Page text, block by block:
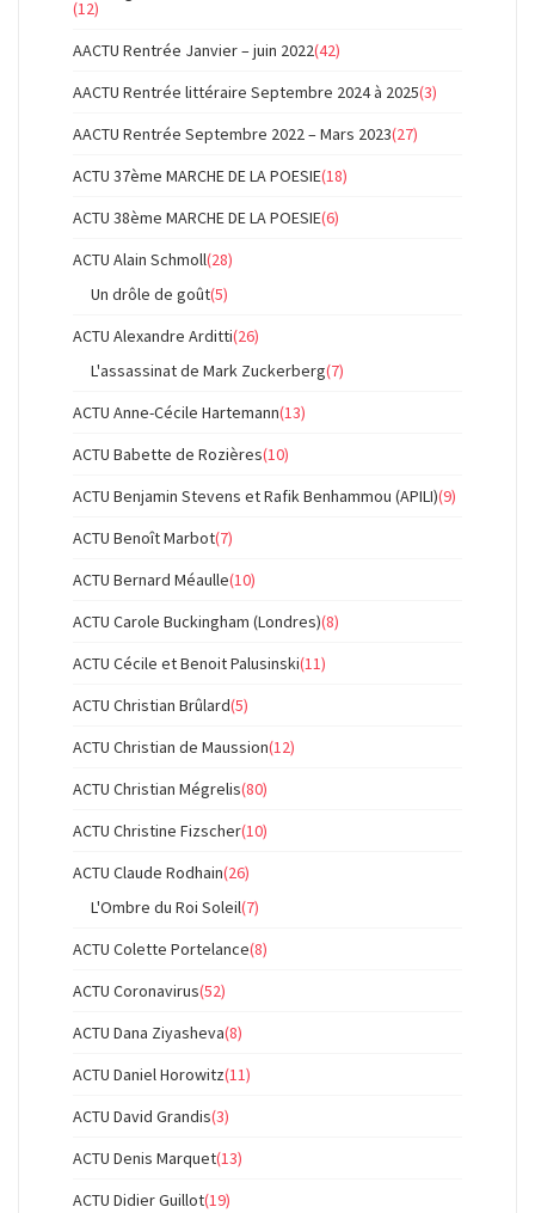
(12)
AACTU Rentrée Janvier – juin 2022(42)
AACTU Rentrée littéraire Septembre 2024 à 2025(3)
AACTU Rentrée Septembre 2022 – Mars 2023(27)
ACTU 37ème MARCHE DE LA POESIE(18)
ACTU 38ème MARCHE DE LA POESIE(6)
ACTU Alain Schmoll(28)
Un drôle de goût(5)
ACTU Alexandre Arditti(26)
L'assassinat de Mark Zuckerberg(7)
ACTU Anne-Cécile Hartemann(13)
ACTU Babette de Rozières(10)
ACTU Benjamin Stevens et Rafik Benhammou (APILI)(9)
ACTU Benoît Marbot(7)
ACTU Bernard Méaulle(10)
ACTU Carole Buckingham (Londres)(8)
ACTU Cécile et Benoit Palusinski(11)
ACTU Christian Brûlard(5)
ACTU Christian de Maussion(12)
ACTU Christian Mégrelis(80)
ACTU Christine Fizscher(10)
ACTU Claude Rodhain(26)
L'Ombre du Roi Soleil(7)
ACTU Colette Portelance(8)
ACTU Coronavirus(52)
ACTU Dana Ziyasheva(8)
ACTU Daniel Horowitz(11)
ACTU David Grandis(3)
ACTU Denis Marquet(13)
ACTU Didier Guillot(19)